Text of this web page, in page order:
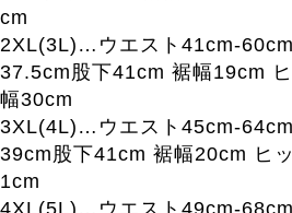
cm
2XL(3L)…ウエスト41cm-
37.5cm股下41cm 裾幅19cm
幅30cm
3XL(4L)…ウエスト45cm-
39cm股下41cm 裾幅20cm ヒ
1cm